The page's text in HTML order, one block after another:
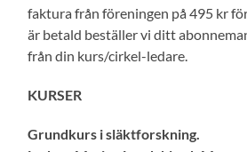
faktura från föreningen på 495 kr
är betald beställer vi ditt
från din kurs/cirkel-ledare.
KURSER
Grundkurs i släktforskning.